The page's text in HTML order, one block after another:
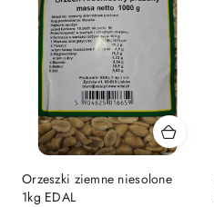
Orzeszki ziemne niesolone
1kg EDAL